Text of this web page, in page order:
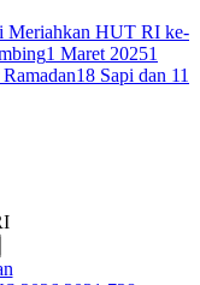
Meriahkan HUT RI ke-
1 Maret 20251
18 Sapi dan 11